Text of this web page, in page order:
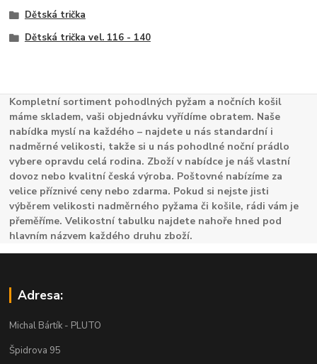
Dětská trička
Dětská trička vel. 116 - 140
Kompletní sortiment pohodlných pyžam a nočních košil
máme skladem, vaši objednávku vyřídíme obratem. Naše
nabídka myslí na každého – najdete u nás standardní i
nadměrné velikosti, takže si u nás pohodlné noční prádlo
vybere opravdu celá rodina. Zboží v nabídce je náš vlastní
dovoz nebo kvalitní česká výroba. Poštovné nabízíme za
velice příznivé ceny nebo zdarma. Pokud si nejste jisti
výběrem velikosti nadměrného pyžama či košile, rádi vám je
přeměříme. Velikostní tabulku najdete nahoře hned pod
hlavním názvem každého druhu zboží.
Adresa:
Michal Bártík - PLUTO
Špidrova 95